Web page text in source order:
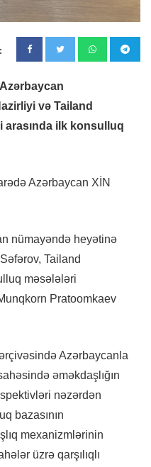
və Tailand
arasında ilk konsulluq
Azərbaycan XİN
nümayəndə heyətinə
Tailand
məsələləri
Pratoomkaev
Azərbaycanla
əməkdaşlığın
nəzərdən
bazasının
mexanizmlərinin
üzrə qarşılıqlı